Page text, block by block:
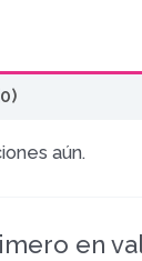
aún.
en